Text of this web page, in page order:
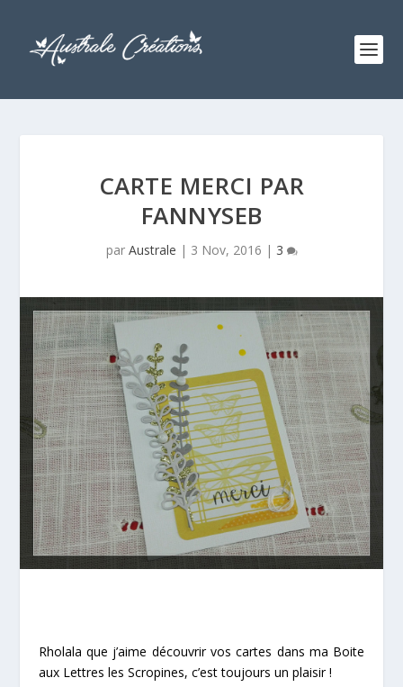
CARTE MERCI PAR
FANNYSEB
par Australe | 3 Nov, 2016 | 3
Rholala que j’aime découvrir vos cartes dans ma Boite
aux Lettres les Scropines, c’est toujours un plaisir !